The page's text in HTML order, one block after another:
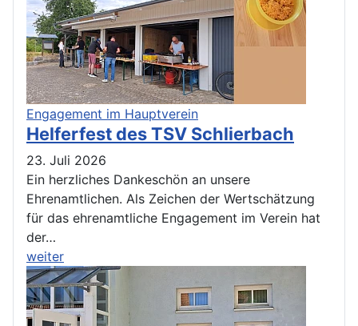
Engagement im Hauptverein
Helferfest des TSV Schlierbach
23. Juli 2026
Ein herzliches Dankeschön an unsere
Ehrenamtlichen. Als Zeichen der Wertschätzung
für das ehrenamtliche Engagement im Verein hat
der…
weiter